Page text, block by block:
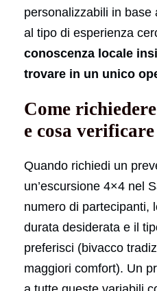
personalizzabili in
al tipo di esperienza
conoscenza locale
trovare in un unico
Come
e cosa
Quando richiedi un
un’escursione 4×4 nel
numero di partecipanti,
durata desiderata e il
preferisci (bivacco
maggiori comfort). Un